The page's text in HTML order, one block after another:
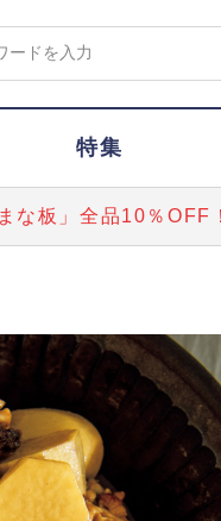
特集
な板」全品10％OFF